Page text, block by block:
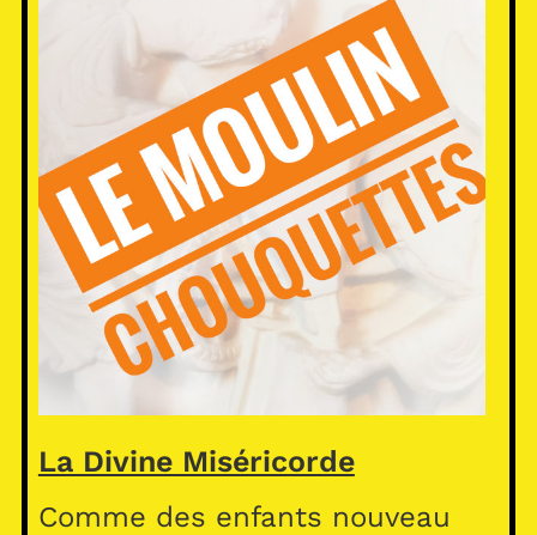
La Divine Miséricorde
Comme des enfants nouveau